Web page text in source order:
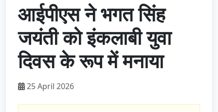
आईपीएस ने भगत सिंह
जयंती को इंकलाबी युवा
दिवस के रूप में मनाया
25 April 2026